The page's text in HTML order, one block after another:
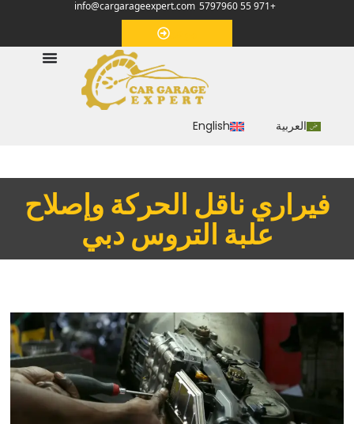
+971 55 5797960
info@cargarageexpert.com
‏موعد‏
العربية English
‏فيراري ناقل الحركة وإصلاح
علبة التروس دبي‏